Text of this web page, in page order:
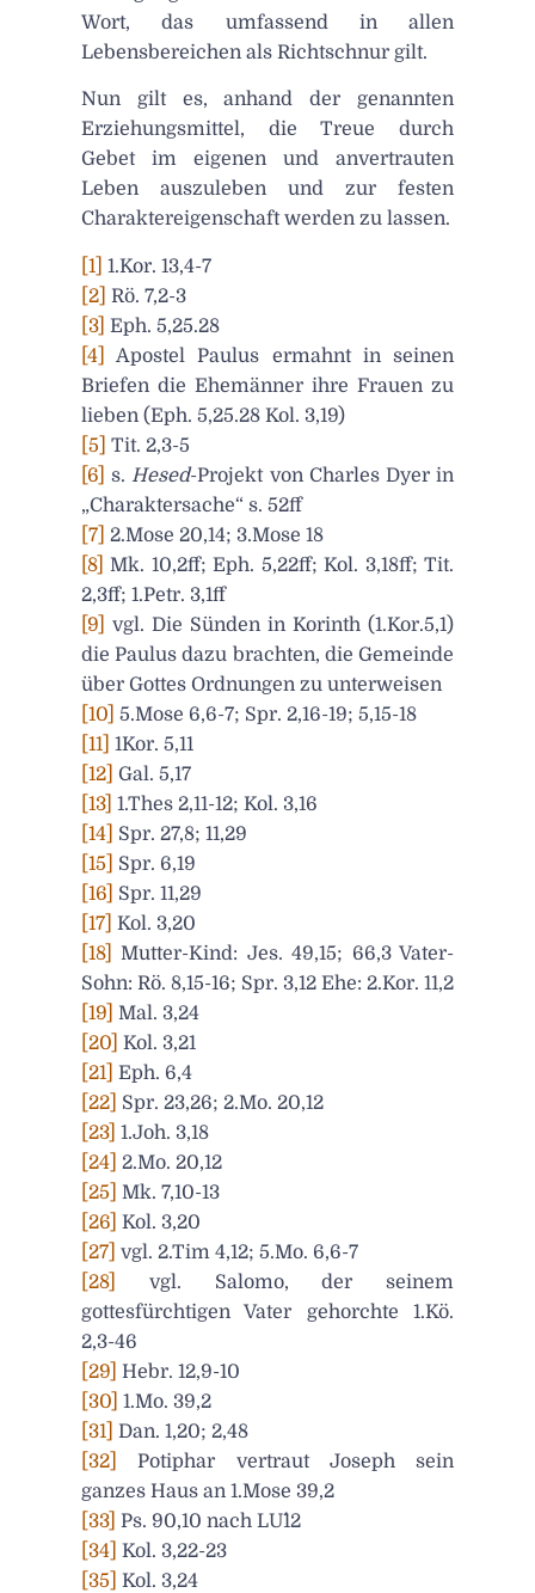
Wort, das umfassend in allen
Lebensbereichen als Richtschnur gilt.
Nun gilt es, anhand der genannten
Erziehungsmittel, die Treue durch
Gebet im eigenen und anvertrauten
Leben auszuleben und zur festen
Charaktereigenschaft werden zu lassen.
[1] 1.Kor. 13,4-7
[2] Rö. 7,2-3
[3] Eph. 5,25.28
[4]
Apostel Paulus ermahnt in seinen
Briefen die Ehemänner ihre Frauen zu
lieben (Eph. 5,25.28 Kol. 3,19)
[5]
Tit. 2,3-5
[6]
s. Hesed-Projekt von Charles Dyer in
„Charaktersache“ s. 52ff
[7] 2.Mose 20,14; 3.Mose 18
[8] Mk. 10,2ff; Eph. 5,22ff; Kol. 3,18ff; Tit.
2,3ff; 1.Petr. 3,1ff
[9]
vgl. Die Sünden in Korinth (1.Kor.5,1)
die Paulus dazu brachten, die Gemeinde
über Gottes Ordnungen zu unterweisen
[10] 5.Mose 6,6-7; Spr. 2,16-19; 5,15-18
[11] 1Kor. 5,11
[12] Gal. 5,17
[13] 1.Thes 2,11-12; Kol. 3,16
[14]
Spr. 27,8; 11,29
[15]
Spr. 6,19
[16]
Spr. 11,29
[17] Kol. 3,20
[18]
Mutter-Kind: Jes. 49,15; 66,3 Vater-
Sohn: Rö. 8,15-16; Spr. 3,12 Ehe: 2.Kor. 11,2
[19] Mal. 3,24
[20] Kol. 3,21
[21] Eph. 6,4
[22]
Spr. 23,26; 2.Mo. 20,12
[23] 1.Joh. 3,18
[24] 2.Mo. 20,12
[25]
Mk. 7,10-13
[26] Kol. 3,20
[27] vgl. 2.Tim 4,12; 5.Mo. 6,6-7
[28]
vgl. Salomo, der seinem
gottesfürchtigen Vater gehorchte 1.Kö.
2,3-46
[29] Hebr. 12,9-10
[30] 1.Mo. 39,2
[31] Dan. 1,20; 2,48
[32]
Potiphar vertraut Joseph sein
ganzes Haus an 1.Mose 39,2
[33] Ps. 90,10 nach LU´12
[34] Kol. 3,22-23
[35]
Kol. 3,24